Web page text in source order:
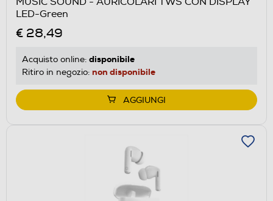
LED-Green
€ 28,49
Acquisto online: disponibile
Ritiro in negozio: non disponibile
AGGIUNGI